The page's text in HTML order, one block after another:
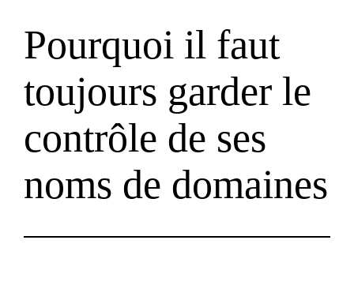
Pourquoi il faut
toujours garder le
contrôle de ses
noms de domaines